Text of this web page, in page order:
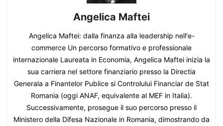
Angelica Maftei
Angelica Maftei: dalla finanza alla leadership nell'e-
commerce Un percorso formativo e professionale
internazionale Laureata in Economia, Angelica Maftei inizia la
sua carriera nel settore finanziario presso la Directia
Generala a Finantelor Publice si Controlului Financiar de Stat
Romania (oggi ANAF, equivalente al MEF in Italia).
Successivamente, prosegue il suo percorso presso il
Ministero della Difesa Nazionale in Romania, dimostrando da